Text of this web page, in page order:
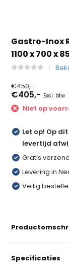
Gastro-Inox
1100 x 700 x
€450,-
€405,- Excl. btw
Niet op
Let op! Op
levertijd
Gratis
Levering in
Veilig
Specificaties